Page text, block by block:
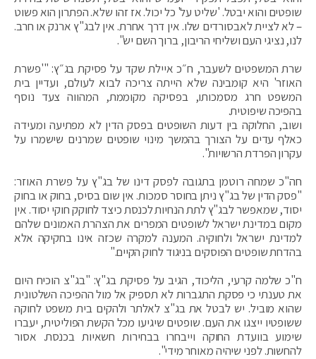
שופטים והוא יבטל. 'שליט על' כל יכול. אז זהו שלא. הפתרון הוא פשוט
– לא לציית לאבסורדים שלו. אין דרך אחרת. אין לבג"ץ ארנק או חרב.
לנו, נציגי העם ושליחי הריבון, ברוך השם יש".
שרת המשפטים לשעבר, ח״כ איילת שקד על פסיקת בג״ץ: "'פשרת
האוזר' היא קומבינה שלא הייתה צריכה לבוא לעולם, ועדיין בית
המשפט חרג מסמכותו, בפסיקה מקוממת, המהווה צעד נוסף
בהפיכה שיפוטית.
ושוב, החלוקה בין דעות השופטים בפסק הדין לא מפתיעה ומעידה
כאלף עדים על הצורך בהמשך מינוי שופטים שמרנים שישמרו על
עקרון הפרדת הרשויות".
חה"כ שמחה רוטמן בתגובה לפסק דינו של בג"ץ על פשרת האוזר:
"פסק הדין של בג"ץ ניתן בחוסר סמכות. אין שום בסיס, בחוק או בחוק
יסוד, שמאפשר לבג"ץ לתת הנחיות לכנסת כיצד לחוקק חוקי יסוד. אין
מקום במדינת ישראל לשופטים המפרים את הצהרת האמונים שלהם
למדינת ישראל ולחוקיה. המענה למקרה שכזה אינו בחקיקה אלא
בהדחת שופטים הפוסקים בניגוד לחוק הקיים."
ח"כ שלמה קרעי, הליכוד, הגיב על פסיקת בג"ץ: "בג"צ הוכיח היום
את טענתי כי פסקת התגברות לא תספיק אל מול ההפיכה השלטונית
שהוא מוביל. יש לבטל את בג"צ לאלתר ולהקים בית משפט לחוקה
ששופטיו ייצגו את העם. שופטים שיגיעו מכל הקשת הפוליטית, יעברו
שימוע בוועדת החוקה וייבחרו בבחירות חשאיות בכנסת. אסור
להחשות. לפני שיהיה מאוחר מידי".